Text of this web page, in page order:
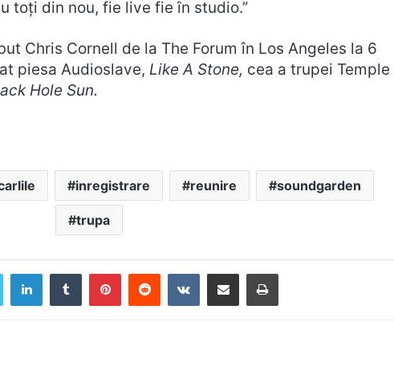
toți din nou, fie live fie în studio.”
Chris Cornell de la The Forum în Los Angeles la 6
piesa Audioslave, Like A Stone, cea a trupei Temple
Hole Sun.
inregistrare reunire soundgarden
trupa
LinkedInTumblrPinterestRedditVKontakte
Distribuie prin mail Tipărește